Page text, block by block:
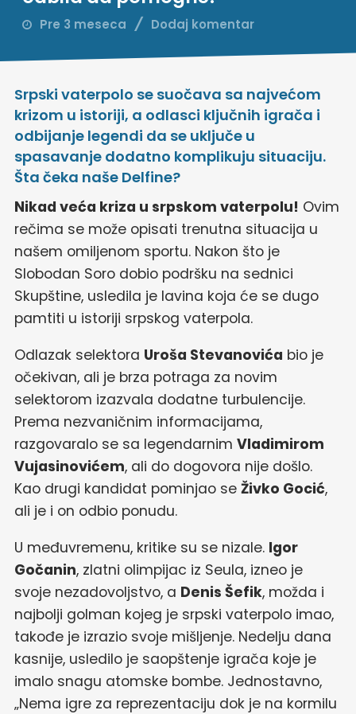
Pre 3 meseca Dodaj komentar
Srpski vaterpolo se suočava sa najvećom
krizom u istoriji, a odlasci ključnih igrača i
odbijanje legendi da se uključe u
spasavanje dodatno komplikuju situaciju.
Šta čeka naše Delfine?
Nikad veća kriza u srpskom vaterpolu! Ovim
rečima se može opisati trenutna situacija u
našem omiljenom sportu. Nakon što je
Slobodan Soro dobio podršku na sednici
Skupštine, usledila je lavina koja će se dugo
pamtiti u istoriji srpskog vaterpola.
Odlazak selektora Uroša Stevanovića bio je
očekivan, ali je brza potraga za novim
selektorom izazvala dodatne turbulencije.
Prema nezvaničnim informacijama,
razgovaralo se sa legendarnim Vladimirom
Vujasinovićem, ali do dogovora nije došlo.
Kao drugi kandidat pominjao se Živko Gocić,
ali je i on odbio ponudu.
U međuvremenu, kritike su se nizale. Igor
Gočanin, zlatni olimpijac iz Seula, izneo je
svoje nezadovoljstvo, a Denis Šefik, možda i
najbolji golman kojeg je srpski vaterpolo imao,
takođe je izrazio svoje mišljenje. Nedelju dana
kasnije, usledilo je saopštenje igrača koje je
imalo snagu atomske bombe. Jednostavno,
„Nema igre za reprezentaciju dok je na kormilu